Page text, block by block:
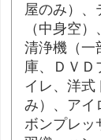
屋のみ）、
（中身空
清浄機（一
庫、ＤＶＤ
イレ、洋式
み）、アイ
ボンプレッ